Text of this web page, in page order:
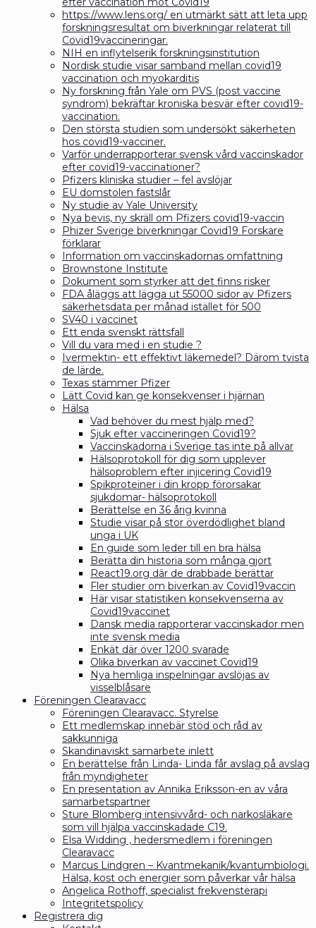
https://www.lens.org/ en utmärkt sätt att leta upp
forskningsresultat om biverkningar relaterat till
Covid19vaccineringar.
NIH en inflytelserik forskningsinstitution
Nordisk studie visar samband mellan covid19
vaccination och myokarditis
Ny forskning från Yale om PVS (post vaccine
syndrom) bekräftar kroniska besvär efter covid19-
vaccination.
Den största studien som undersökt säkerheten
hos covid19-vacciner.
Varför underrapporterar svensk vård vaccinskador
efter covid19-vaccinationer?
Pfizers kliniska studier – fel avslöjar
EU domstolen fastslår
Ny studie av Yale University
Nya bevis, ny skräll om Pfizers covid19-vaccin
Phizer Sverige biverkningar Covid19 Forskare
förklarar
Information om vaccinskadornas omfattning
Brownstone Institute
Dokument som styrker att det finns risker
FDA åläggs att lägga ut 55000 sidor av Pfizers
säkerhetsdata per månad istället för 500
SV40 i vaccinet
Ett enda svenskt rättsfall
Vill du vara med i en studie ?
Ivermektin- ett effektivt läkemedel? Därom tvista
de lärde.
Texas stämmer Pfizer
Lätt Covid kan ge konsekvenser i hjärnan
Hälsa
Vad behöver du mest hjälp med?
Sjuk efter vaccineringen Covid19?
Vaccinskadorna i Sverige tas inte på allvar
Hälsoprotokoll för dig som upplever
hälsoproblem efter injicering Covid19
Spikproteiner i din kropp förorsakar
sjukdomar- hälsoprotokoll
Berättelse en 36 årig kvinna
Studie visar på stor överdödlighet bland
unga i UK
En guide som leder till en bra hälsa
Berätta din historia som många gjort
React19.org där de drabbade berättar
Fler studier om biverkan av Covid19vaccin
Här visar statistiken konsekvenserna av
Covid19vaccinet
Dansk media rapporterar vaccinskador men
inte svensk media
Enkät där över 1200 svarade
Olika biverkan av vaccinet Covid19
Nya hemliga inspelningar avslöjas av
visselblåsare
Föreningen Clearavacc
Föreningen Clearavacc. Styrelse
Ett medlemskap innebär stöd och råd av
sakkunniga
Skandinaviskt samarbete inlett
En berättelse från Linda- Linda får avslag på avslag
från myndigheter
En presentation av Annika Eriksson-en av våra
samarbetspartner
Sture Blomberg intensivvård- och narkosläkare
som vill hjälpa vaccinskadade C19.
Elsa Widding , hedersmedlem i föreningen
Clearavacc
Marcus Lindgren – Kvantmekanik/kvantumbiologi.
Hälsa, kost och energier som påverkar vår hälsa
Angelica Rothoff, specialist frekvensterapi
Integritetspolicy
Registrera dig